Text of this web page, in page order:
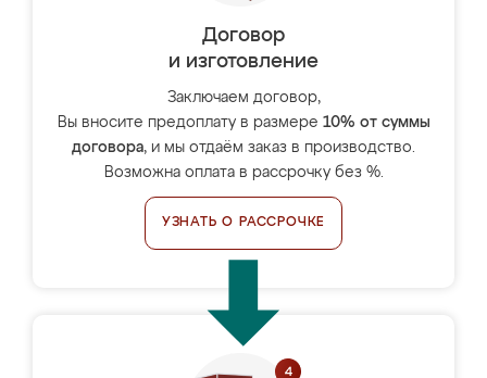
Договор
и изготовление
Заключаем договор,
Вы вносите предоплату в размере 10% от суммы
договора, и мы отдаём заказ в производство.
Возможна оплата в рассрочку без %.
УЗНАТЬ О РАССРОЧКЕ